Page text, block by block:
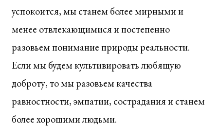
успокоится, мы станем более мирными и
менее отвлекающимися и постепенно
разовьем понимание природы реальности.
Если мы будем культивировать любящую
доброту, то мы разовьем качества
равностности, эмпатии, сострадания и станем
более хорошими людьми.